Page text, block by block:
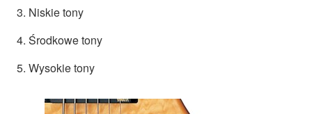
3. Niskie tony
4. Środkowe tony
5. Wysokie tony